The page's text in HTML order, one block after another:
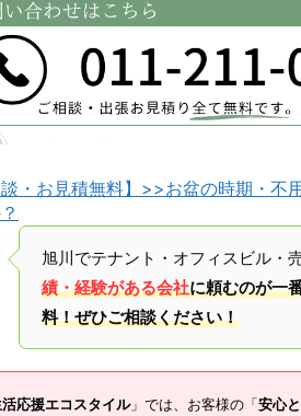
談・お見積無料】>>お盆の時期・
旭川でテナント・オフィスビル・
績・経験がある会社に頼むのが一
料！ぜひご相談ください！
応援エコスタイル」では、お客様の「 安心